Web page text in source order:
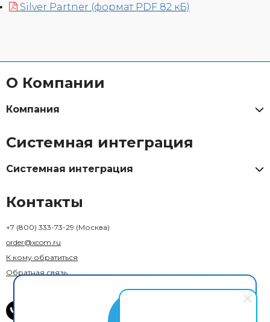
Silver Partner (формат PDF 82 кБ)
О Компании
Компания
Системная интеграция
Системная интеграция
Контакты
+7 (800) 333-73-29 (Москва)
order@xcom.ru
К кому обратиться
Обратная связь